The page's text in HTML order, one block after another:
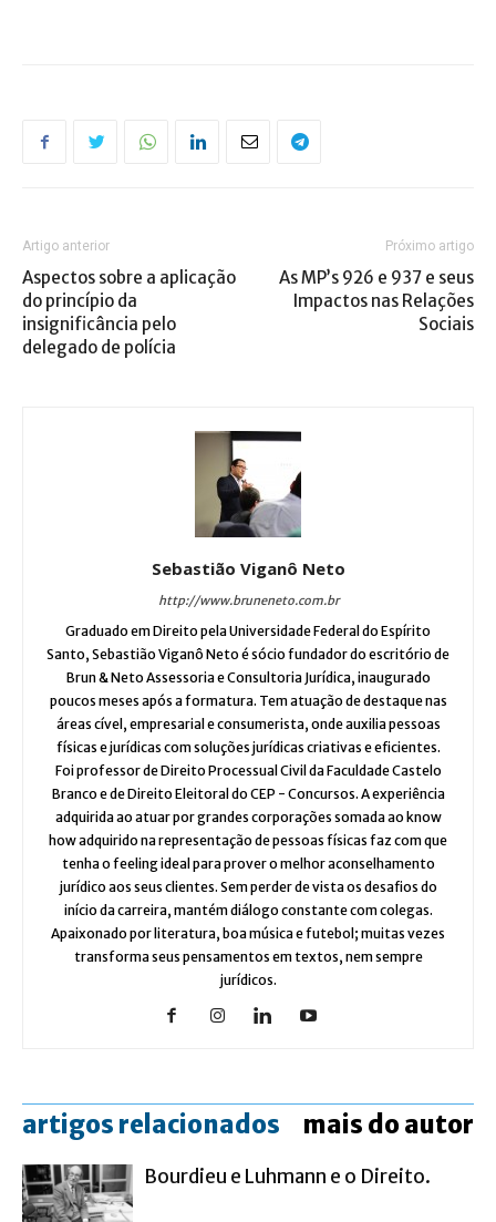
Artigo anterior
Aspectos sobre a aplicação
do princípio da
insignificância pelo
delegado de polícia
Próximo artigo
As MP’s 926 e 937 e seus
Impactos nas Relações
Sociais
Sebastião Viganô Neto
http://www.bruneneto.com.br
Graduado em Direito pela Universidade Federal do Espírito
Santo, Sebastião Viganô Neto é sócio fundador do escritório de
Brun & Neto Assessoria e Consultoria Jurídica, inaugurado
poucos meses após a formatura. Tem atuação de destaque nas
áreas cível, empresarial e consumerista, onde auxilia pessoas
físicas e jurídicas com soluções jurídicas criativas e eficientes.
Foi professor de Direito Processual Civil da Faculdade Castelo
Branco e de Direito Eleitoral do CEP - Concursos. A experiência
adquirida ao atuar por grandes corporações somada ao know
how adquirido na representação de pessoas físicas faz com que
tenha o feeling ideal para prover o melhor aconselhamento
jurídico aos seus clientes. Sem perder de vista os desafios do
início da carreira, mantém diálogo constante com colegas.
Apaixonado por literatura, boa música e futebol; muitas vezes
transforma seus pensamentos em textos, nem sempre
jurídicos.
artigos relacionados mais do autor
Bourdieu e Luhmann e o Direito.